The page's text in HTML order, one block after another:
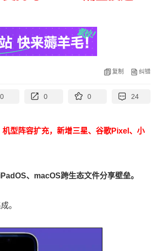
复制 纠错
0 0 0 24
型阵容扩充，新增三星、谷歌Pixel、小
、macOS跨生态文件分享壁垒。
。